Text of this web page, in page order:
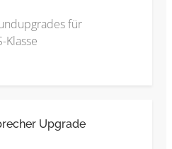
für
Klasse
Upgrade